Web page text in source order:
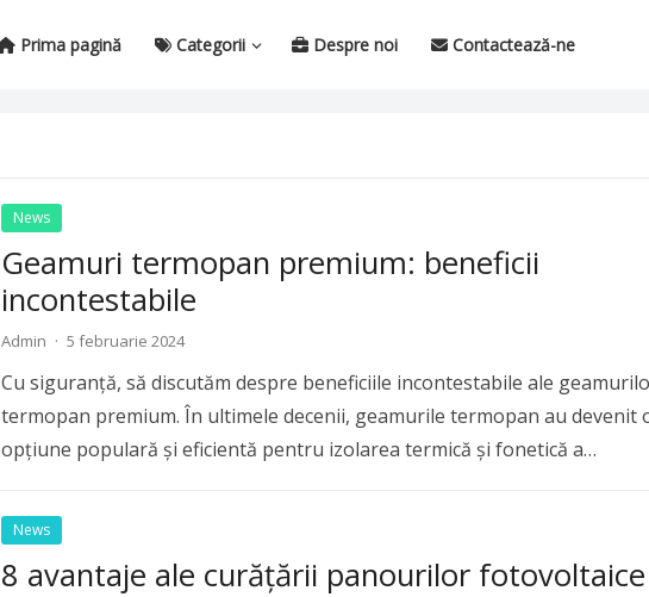
Prima pagină Categorii Despre noi Contactează-ne
News
Geamuri termopan premium: beneficii
incontestabile
Admin · 5 februarie 2024
Cu siguranță, să discutăm despre beneficiile incontestabile ale
termopan premium. În ultimele decenii, geamurile termopan au devenit
opțiune populară și eficientă pentru izolarea termică și fonetică a
News
8 avantaje ale curățării panourilor fotovoltaice